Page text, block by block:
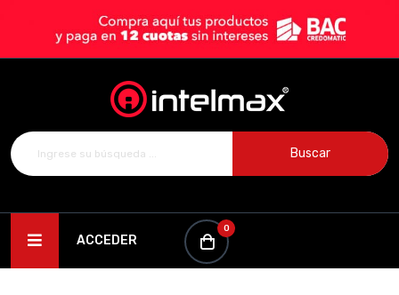
Buscar
ACCEDER
0